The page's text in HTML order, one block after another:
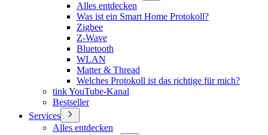
Alles entdecken
Was ist ein Smart Home Protokoll?
Zigbee
Z-Wave
Bluetooth
WLAN
Matter & Thread
Welches Protokoll ist das richtige für mich?
tink YouTube-Kanal
Bestseller
Services
Alles entdecken